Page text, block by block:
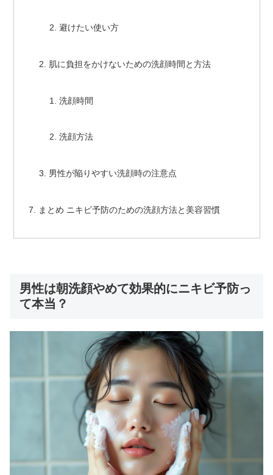
避けたい使い方
肌に負担をかけないための洗顔時間と方法
洗顔時間
洗顔方法
男性が陥りやすい洗顔時の注意点
まとめ ニキビ予防のための洗顔方法と美容習慣
男性は朝洗顔やめて効果的にニキビ予防っ
て本当？